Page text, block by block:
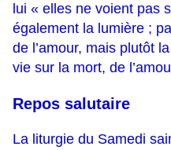
lui « elles ne voient pas
également la lumière ;
de l’amour, mais plutôt
vie sur la mort, de
Repos salutaire
La liturgie du Samedi